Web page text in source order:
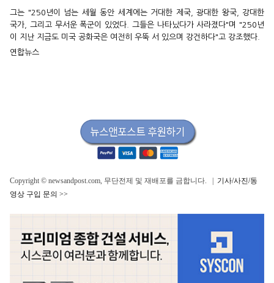
그는 "250년이 넘는 세월 동안 세계에는 거대한 제국, 광대한 왕국, 강대한
국가, 그리고 무서운 폭군이 있었다. 그들은 나타났다가 사라졌다"며 "250년
이 지난 지금도 미국 공화국은 여전히 우뚝 서 있으며 강건하다"고 강조했다.
연합뉴스
Copyright © newsandpost.com, 무단전제 및 재배포를 금합니다. | 기사/사진/동
영상 구입 문의 >>